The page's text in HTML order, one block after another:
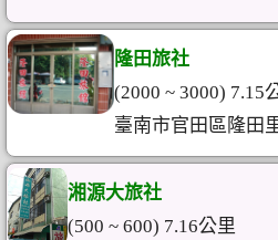
隆田旅社
(2000 ~ 3000) 7.15
臺南市官田區隆田
湘源大旅社
(500 ~ 600) 7.16公里